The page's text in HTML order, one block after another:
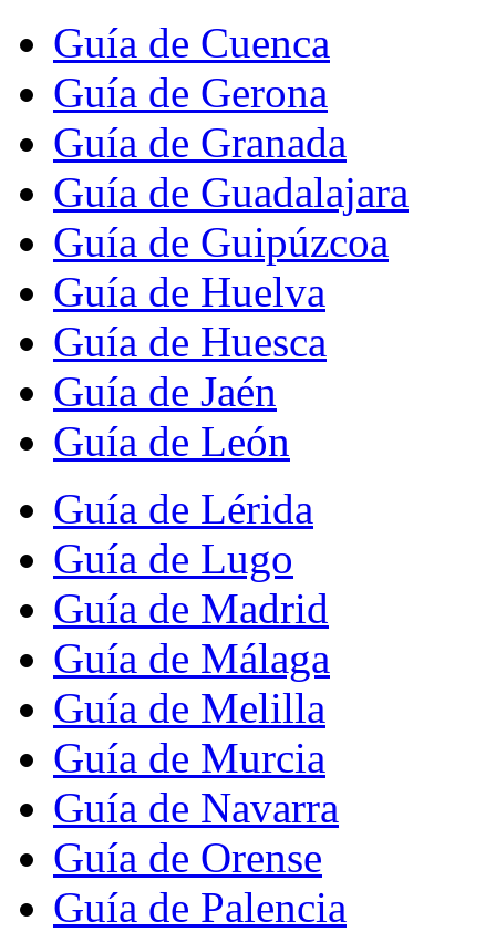
Guía de Cuenca
Guía de Gerona
Guía de Granada
Guía de Guadalajara
Guía de Guipúzcoa
Guía de Huelva
Guía de Huesca
Guía de Jaén
Guía de León
Guía de Lérida
Guía de Lugo
Guía de Madrid
Guía de Málaga
Guía de Melilla
Guía de Murcia
Guía de Navarra
Guía de Orense
Guía de Palencia